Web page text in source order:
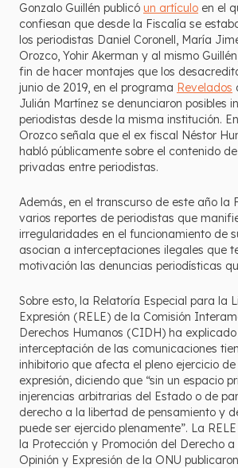
Gonzalo Guillén publicó un artículo en el
confiesan que desde la Fiscalía se
los periodistas Daniel Coronell, María
Orozco, Yohir Akerman y al mismo
fin de hacer montajes que los
junio de 2019, en el programa Revelados
Julián Martínez se denunciaron posibles
periodistas desde la misma institución.
Orozco señala que el ex fiscal Néstor
habló públicamente sobre el contenido
privadas entre periodistas.
Además, en el transcurso de este año la
varios reportes de periodistas que
irregularidades en el funcionamiento de
asocian a interceptaciones ilegales que
motivación las denuncias periodísticas
Sobre esto, la Relatoría Especial para la
Expresión (RELE) de la Comisión
Derechos Humanos (CIDH) ha
interceptación de las comunicaciones
inhibitorio que afecta el pleno ejercicio
expresión, diciendo que “sin un espacio
injerencias arbitrarias del Estado o de
derecho a la libertad de pensamiento y
puede ser ejercido plenamente”. La
la Protección y Promoción del Derecho
Opinión y Expresión de la ONU